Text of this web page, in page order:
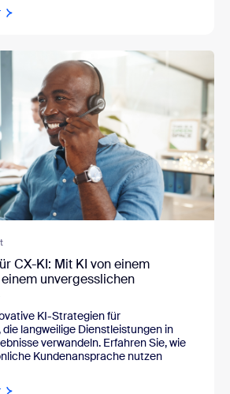
CX-KI: Mit KI von einem
unvergesslichen
KI-Strategien für
langweilige Dienstleistungen in
verwandeln. Erfahren Sie, wie
Kundenansprache nutzen